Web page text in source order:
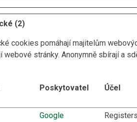
(2)
cookies pomáhají majitelům
webové stránky. Anonymně sbírají a
Poskytovatel Účel
Google